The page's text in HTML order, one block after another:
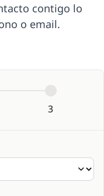
contigo lo
o email.
3